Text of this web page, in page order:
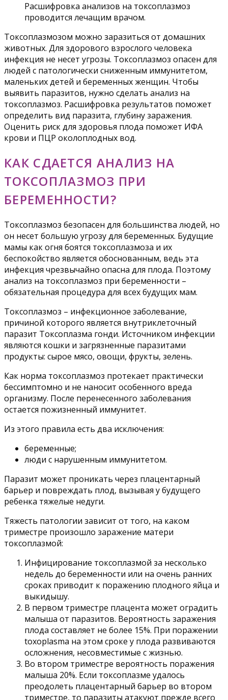
Расшифровка анализов на токсоплазмоз
проводится лечащим врачом.
Токсоплазмозом можно заразиться от домашних
животных. Для здорового взрослого человека
инфекция не несет угрозы. Токсоплазмоз опасен для
людей с патологически сниженным иммунитетом,
маленьких детей и беременных женщин. Чтобы
выявить паразитов, нужно сделать анализ на
токсоплазмоз. Расшифровка результатов поможет
определить вид паразита, глубину заражения.
Оценить риск для здоровья плода поможет ИФА
крови и ПЦР околоплодных вод.
КАК СДАЕТСЯ АНАЛИЗ НА
ТОКСОПЛАЗМОЗ ПРИ
БЕРЕМЕННОСТИ?
Токсоплазмоз безопасен для большинства людей, но
он несет большую угрозу для беременных. Будущие
мамы как огня боятся токсоплазмоза и их
беспокойство является обоснованным, ведь эта
инфекция чрезвычайно опасна для плода. Поэтому
анализ на токсоплазмоз при беременности –
обязательная процедура для всех будущих мам.
Токсоплазмоз – инфекционное заболевание,
причиной которого является внутриклеточный
паразит Токсоплазма гонди. Источником инфекции
являются кошки и загрязненные паразитами
продукты: сырое мясо, овощи, фрукты, зелень.
Как норма токсоплазмоз протекает практически
бессимптомно и не наносит особенного вреда
организму. После перенесенного заболевания
остается пожизненный иммунитет.
Из этого правила есть два исключения:
беременные;
люди с нарушенным иммунитетом.
Паразит может проникать через плацентарный
барьер и повреждать плод, вызывая у будущего
ребенка тяжелые недуги.
Тяжесть патологии зависит от того, на каком
триместре произошло заражение матери
токсоплазмой:
Инфицирование токсоплазмой за несколько
недель до беременности или на очень ранних
сроках приводит к поражению плодного яйца и
выкидышу.
В первом триместре плацента может оградить
малыша от паразитов. Вероятность заражения
плода составляет не более 15%. При поражении
toxoplasma на этом сроке у плода развиваются
осложнения, несовместимые с жизнью.
Во втором триместре вероятность поражения
малыша 20%. Если токсоплазме удалось
преодолеть плацентарный барьер во втором
триместре, то паразиты атакуют прежде всего